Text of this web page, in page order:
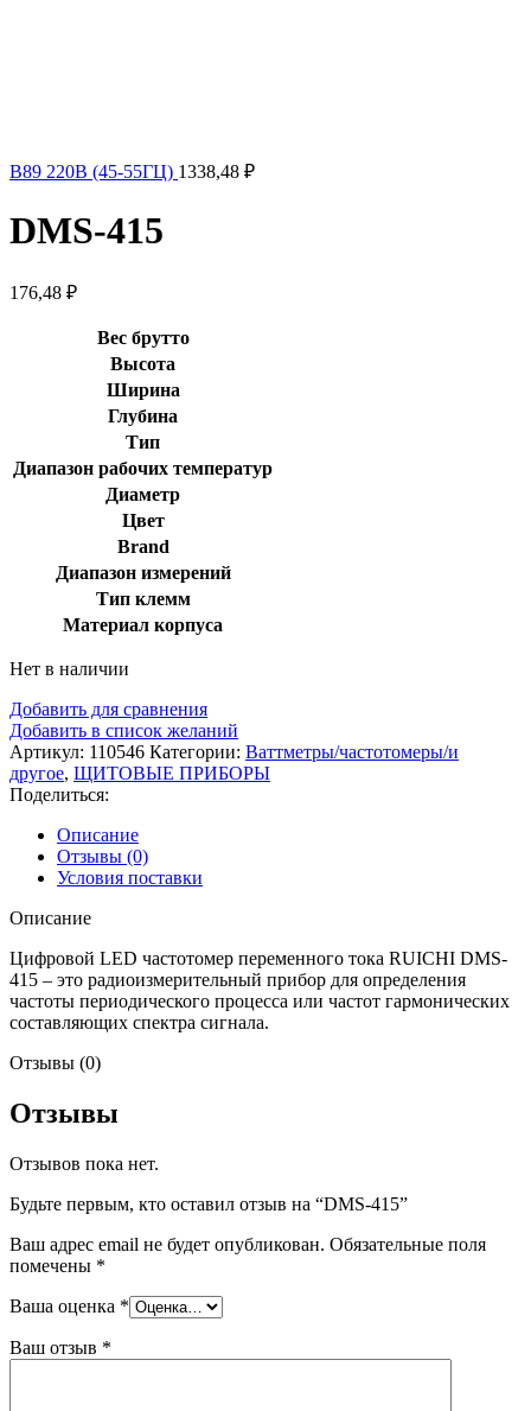
В89 220В (45-55ГЦ) 1338,48 ₽
DMS-415
176,48 ₽
Вес брутто
Высота
Ширина
Глубина
Тип
Диапазон рабочих температур
Диаметр
Цвет
Brand
Диапазон измерений
Тип клемм
Материал корпуса
Нет в наличии
Добавить для сравнения
Добавить в список желаний
Артикул: 110546 Категории: Ваттметры/частотомеры/и
другое, ЩИТОВЫЕ ПРИБОРЫ
Поделиться:
Описание
Отзывы (0)
Условия поставки
Описание
Цифровой LED частотомер переменного тока RUICHI DMS-
415 – это радиоизмерительный прибор для определения
частоты периодического процесса или частот гармонических
составляющих спектра сигнала.
Отзывы (0)
Отзывы
Отзывов пока нет.
Будьте первым, кто оставил отзыв на “DMS-415”
Ваш адрес email не будет опубликован. Обязательные поля
помечены *
Ваша оценка *
Ваш отзыв *